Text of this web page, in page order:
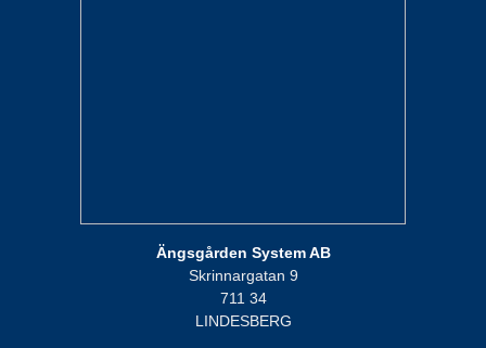
Ängsgården System AB
Skrinnargatan 9
711 34
LINDESBERG